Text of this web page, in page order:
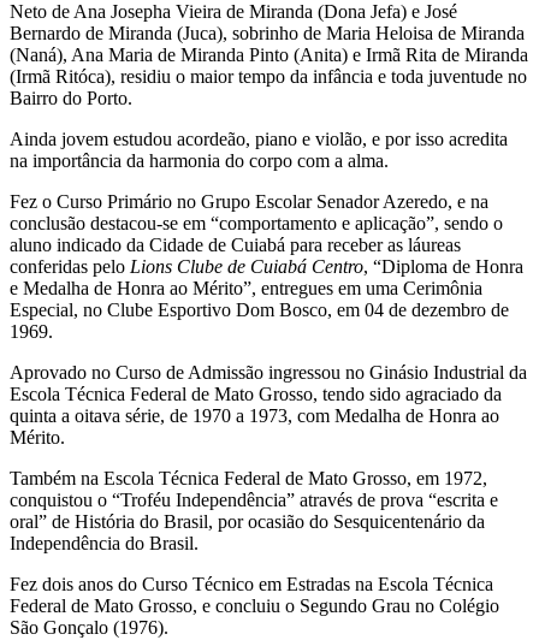
Neto de Ana Josepha Vieira de Miranda (Dona Jefa) e José
Bernardo de Miranda (Juca), sobrinho de Maria Heloisa de Miranda
(Naná), Ana Maria de Miranda Pinto (Anita) e Irmã Rita de Miranda
(Irmã Ritóca), residiu o maior tempo da infância e toda juventude no
Bairro do Porto.
Ainda jovem estudou acordeão, piano e violão, e por isso acredita
na importância da harmonia do corpo com a alma.
Fez o Curso Primário no Grupo Escolar Senador Azeredo, e na
conclusão destacou-se em “comportamento e aplicação”, sendo o
aluno indicado da Cidade de Cuiabá para receber as láureas
conferidas pelo Lions Clube de Cuiabá Centro, “Diploma de Honra
e Medalha de Honra ao Mérito”, entregues em uma Cerimônia
Especial, no Clube Esportivo Dom Bosco, em 04 de dezembro de
1969.
Aprovado no Curso de Admissão ingressou no Ginásio Industrial da
Escola Técnica Federal de Mato Grosso, tendo sido agraciado da
quinta a oitava série, de 1970 a 1973, com Medalha de Honra ao
Mérito.
Também na Escola Técnica Federal de Mato Grosso, em 1972,
conquistou o “Troféu Independência” através de prova “escrita e
oral” de História do Brasil, por ocasião do Sesquicentenário da
Independência do Brasil.
Fez dois anos do Curso Técnico em Estradas na Escola Técnica
Federal de Mato Grosso, e concluiu o Segundo Grau no Colégio
São Gonçalo (1976).